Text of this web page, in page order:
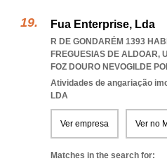
Fua Enterprise, Lda
R DE GONDARÉM 1393
FREGUESIAS DE ALDOAR,
FOZ DOURO NEVOGILDE
Atividades de angariação
LDA
Ver empresa Ver no
Matches in the search for: